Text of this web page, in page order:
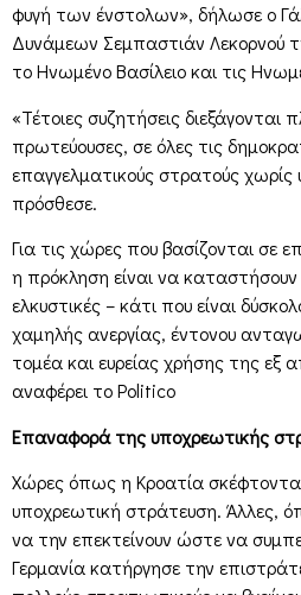
φυγή των ένστολων», δήλωσε ο
Δυνάμεων Σεμπαστιάν Λεκορνού
το Ηνωμένο Βασίλειο και τις
«Τέτοιες συζητήσεις διεξάγονται
πρωτεύουσες, σε όλες τις
επαγγελματικούς στρατούς χωρίς
πρόσθεσε.
Για τις χώρες που βασίζονται σε
η πρόκληση είναι να καταστήσουν
ελκυστικές – κάτι που είναι
χαμηλής ανεργίας, έντονου
τομέα και ευρείας χρήσης της εξ
αναφέρει το Politico
Επαναφορά της υποχρεωτικής
Χώρες όπως η Κροατία
υποχρεωτική στράτευση. Άλλες,
να την επεκτείνουν ώστε να
Γερμανία κατήργησε την